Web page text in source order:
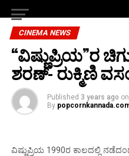
CINEMA NEWS
“ವಿಷ್ಣುಪ್ರಿಯ”ರ
ಶರಣ್- ರುಕ್ಮಿಣಿ
Published 3 years ago on
By
ವಿಷ್ಣುಪ್ರಿಯ 1990ರ ಕಾಲದಲ್ಲಿ